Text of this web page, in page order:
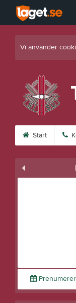
Vi använder
Start